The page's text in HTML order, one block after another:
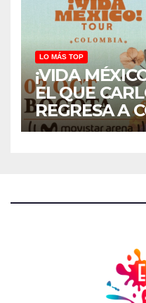
LO MÁS TOP
¡VIDA
EL QUE
REGRESA A